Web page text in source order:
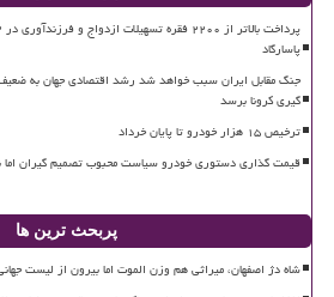
پاسارگاد
جنگ مقابل ایران سبب خواهد شد رشد اقتصادی جهان به
گیری کرونا برسد
ترخیص ۱۵ هزار خودرو تا پایان خرداد
قیمت گذاری دستوری خودرو سیاست محبوب تصمیم گیران اما
پربحث ترین ها
شاه دژ اصفهان، میراثی هم وزن الموت اما بیرون از لیست